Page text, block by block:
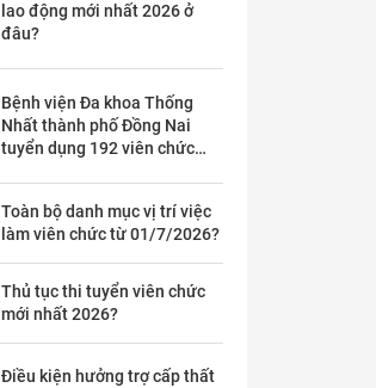
lao động mới nhất 2026 ở
đâu?
Bệnh viện Đa khoa Thống
Nhất thành phố Đồng Nai
tuyển dụng 192 viên chức
Toàn bộ danh mục vị trí việc
làm viên chức từ 01/7/2026?
Thủ tục thi tuyển viên chức
mới nhất 2026?
Điều kiện hưởng trợ cấp thất